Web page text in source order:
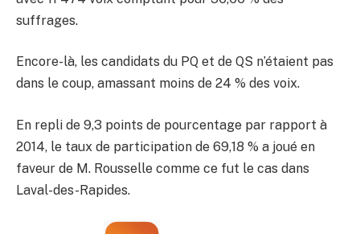
suffrages.
Encore-là, les candidats du PQ et de QS n’étaient pas
dans le coup, amassant moins de 24 % des voix.
En repli de 9,3 points de pourcentage par rapport à
2014, le taux de participation de 69,18 % a joué en
faveur de M. Rousselle comme ce fut le cas dans
Laval-des-Rapides.